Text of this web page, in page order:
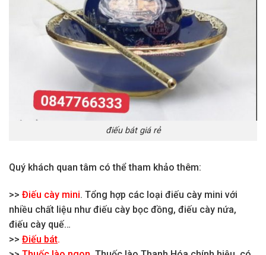
điếu bát giá rẻ
Quý khách quan tâm có thể tham khảo thêm:
>> Điếu cày mini. Tổng hợp các loại điếu cày mini với
nhiều chất liệu như điếu cày bọc đồng, điếu cày nứa,
điếu cày quế…
>> Điếu bát.